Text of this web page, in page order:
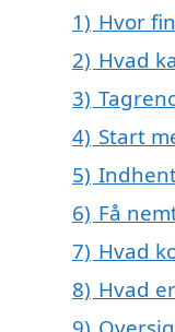
1) Hvor
2) Hvad
3)
4) Start
5)
6) Få
7) Hvad
8) Hvad